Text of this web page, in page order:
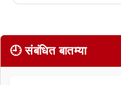
🕘 संबंधित बातम्या